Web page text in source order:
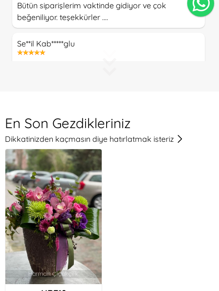
Bütün siparişlerim vaktinde gidiyor ve çok
beğeniliyor. teşekkürler ....
Se**il Kab*****glu
I**k Ye****ag
Harika bir cicek hazirlamissiniz ellerinize saglik.
Gonderim de cok basariliydi. Cok tesekkur ederiz
N***n Mu****ar
Teşekkür ederim ,gayet güzeldi.
Ra**be M***l
Cok begenilmis
En Son Gezdikleriniz
Dikkatinizden kaçmasın diye hatırlatmak isteriz